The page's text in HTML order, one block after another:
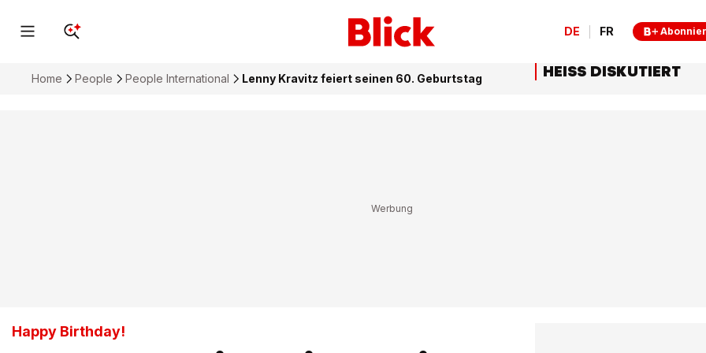
DE FR
Home People People International Lenny Kravitz feiert seinen 60. Geburtstag
Happy Birthday!
HEISS DISKUTIERT